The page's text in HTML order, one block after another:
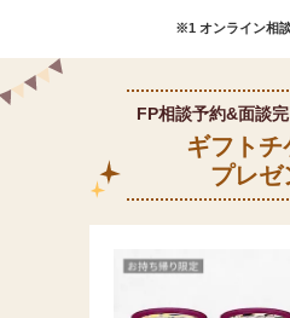
※1 オンライン相
FP相談予約&面談
ギフトチ
プレゼ